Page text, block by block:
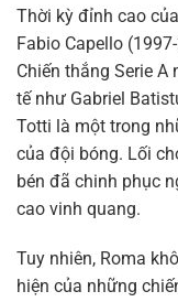
Thời kỳ đỉnh cao
Fabio Capello
Chiến thắng Serie
tế như Gabriel
Totti là một trong
của đội bóng. Lối
bén đã chinh phục
cao vinh quang.
Tuy nhiên, Roma
hiện của những